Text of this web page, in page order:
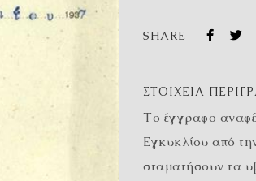
SHARE
ΣΤΟΙΧΕΊΑ
Το έγγραφο
Εγκυκλίου από
σταματήσουν τα